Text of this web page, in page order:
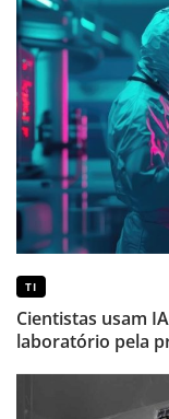
TI
Cientistas usam
laboratório pela